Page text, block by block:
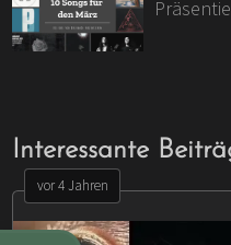
Interessante
vor 4 Jahren